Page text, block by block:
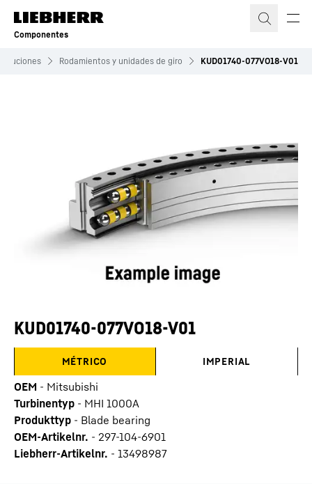
Componentes
Soluciones Rodamientos y unidades de giro KUD01740-077VO18-V01
KUD01740-077VO18-V01
MÉTRICO IMPERIAL
OEM - Mitsubishi
Turbinentyp - MHI 1000A
Produkttyp - Blade bearing
OEM-Artikelnr. - 297-104-6901
Liebherr-Artikelnr. - 13498987